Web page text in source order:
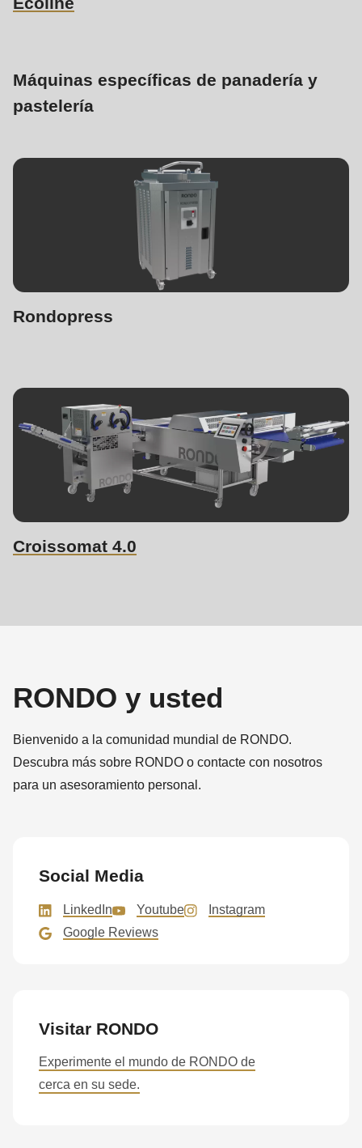
Máquinas específicas de panadería y
pastelería
Rondopress
Croissomat 4.0
RONDO y usted
Bienvenido a la comunidad mundial de RONDO.
Descubra más sobre RONDO o contacte con nosotros
para un asesoramiento personal.
Social Media
LinkedIn Youtube
Instagram
Google Reviews
Visitar RONDO
Experimente el mundo de RONDO de
cerca en su sede.